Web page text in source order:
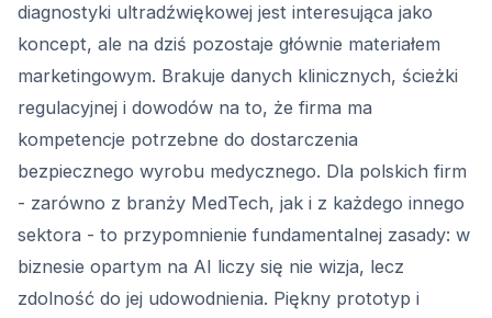
diagnostyki ultradźwiękowej jest interesująca jako
koncept, ale na dziś pozostaje głównie materiałem
marketingowym. Brakuje danych klinicznych, ścieżki
regulacyjnej i dowodów na to, że firma ma
kompetencje potrzebne do dostarczenia
bezpiecznego wyrobu medycznego. Dla polskich firm
- zarówno z branży MedTech, jak i z każdego innego
sektora - to przypomnienie fundamentalnej zasady: w
biznesie opartym na AI liczy się nie wizja, lecz
zdolność do jej udowodnienia. Piękny prototyp i